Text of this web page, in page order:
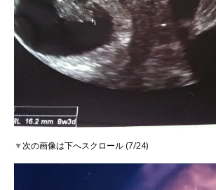
▼次の画像は下へスクロール (7/24)